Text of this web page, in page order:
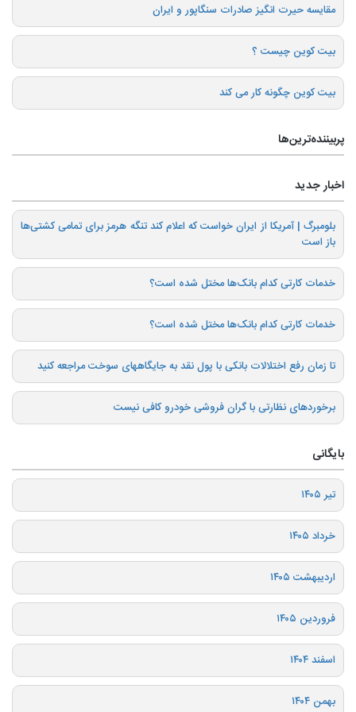
️مقایسه حیرت انگیز صادرات سنگاپور و ایران
بیت کوین چیست ؟
بیت کوین چگونه کار می کند
پربیننده‌ترین‌ها
اخبار جدید
بلومبرگ | آمریکا از ایران خواست که اعلام کند تنگه هرمز برای تمامی کشتی‌ها
باز است
خدمات کارتی کدام بانک‌ها مختل شده است؟
خدمات کارتی کدام بانک‌ها مختل شده است؟
تا زمان رفع اختلالات بانکی با پول نقد به جایگاههای سوخت مراجعه کنید
برخوردهای نظارتی با گران فروشی خودرو کافی نیست
بایگانی
تیر ۱۴۰۵
خرداد ۱۴۰۵
اردیبهشت ۱۴۰۵
فروردین ۱۴۰۵
اسفند ۱۴۰۴
بهمن ۱۴۰۴